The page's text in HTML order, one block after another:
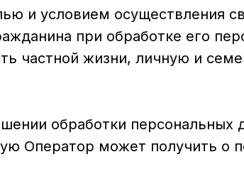
и условием осуществления
при обработке его
частной жизни, личную и
обработки персональных
Оператор может получить о